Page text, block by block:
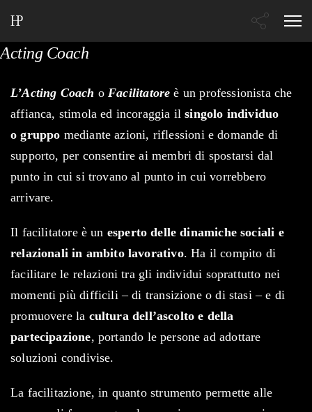
Acting Coach
L’Acting Coach oFacilitatore è un professionista che
affianca, stimola ed incoraggia ilsingolo individuo
ogruppo mediante azioni, riflessioni e domande di
supporto, per consentire ai membri di spostarsi dal
punto in cui si trovano al punto in cui vorrebbero
arrivare.
Il facilitatore è un esperto delle dinamiche sociali e
relazionali in ambito lavorativo. Ha il compito di
facilitare le relazioni tra gli individui soprattutto nei
momenti più difficili ‒ di transizione o di stasi ‒ e di
promuovere la cultura dell’ascolto e della
partecipazione, portando le persone ad adottare
soluzioni condivise.
La facilitazione, in quanto strumento permette alle